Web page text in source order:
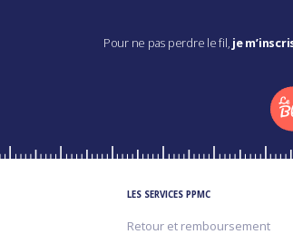
Pour ne pas perdre le fil, je
LES SERVICES PPMC
Retour et remboursement